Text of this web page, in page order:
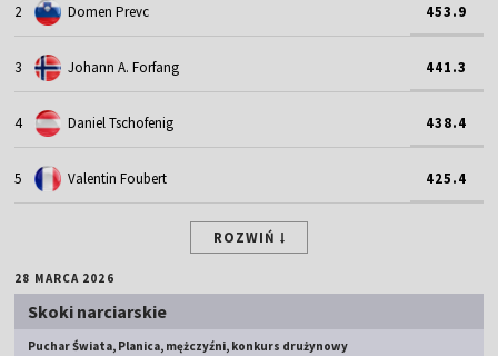
2 Domen Prevc 453.9
3 Johann A. Forfang 441.3
4 Daniel Tschofenig 438.4
5 Valentin Foubert 425.4
ROZWIŃ
28 MARCA 2026
Skoki narciarskie
Puchar Świata, Planica, mężczyźni, konkurs drużynowy